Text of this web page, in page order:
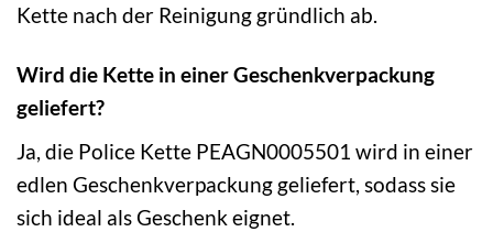
Kette nach der Reinigung gründlich ab.
Wird die Kette in einer Geschenkverpackung
geliefert?
Ja, die Police Kette PEAGN0005501 wird in einer
edlen Geschenkverpackung geliefert, sodass sie
sich ideal als Geschenk eignet.